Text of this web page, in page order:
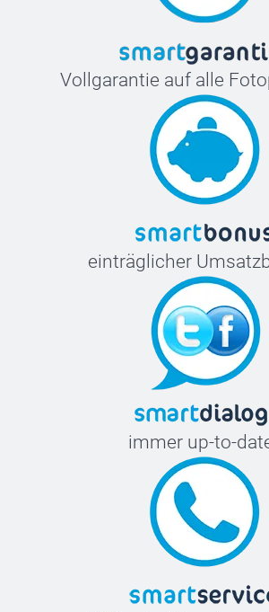
Vollgarantie auf alle
einträglicher
immer up-to-